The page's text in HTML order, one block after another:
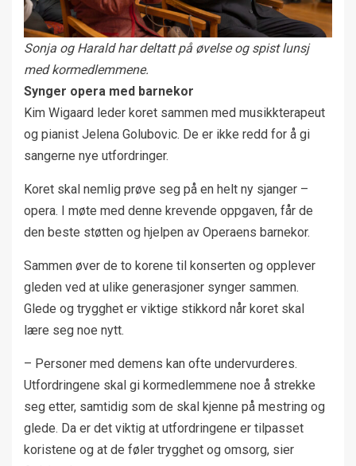
Sonja og Harald har deltatt på øvelse og spist lunsj
med kormedlemmene.
Synger opera med barnekor
Kim Wigaard leder koret sammen med musikkterapeut
og pianist Jelena Golubovic. De er ikke redd for å gi
sangerne nye utfordringer.
Koret skal nemlig prøve seg på en helt ny sjanger –
opera. I møte med denne krevende oppgaven, får de
den beste støtten og hjelpen av Operaens barnekor.
Sammen øver de to korene til konserten og opplever
gleden ved at ulike generasjoner synger sammen.
Glede og trygghet er viktige stikkord når koret skal
lære seg noe nytt.
– Personer med demens kan ofte undervurderes.
Utfordringene skal gi kormedlemmene noe å strekke
seg etter, samtidig som de skal kjenne på mestring og
glede. Da er det viktig at utfordringene er tilpasset
koristene og at de føler trygghet og omsorg, sier